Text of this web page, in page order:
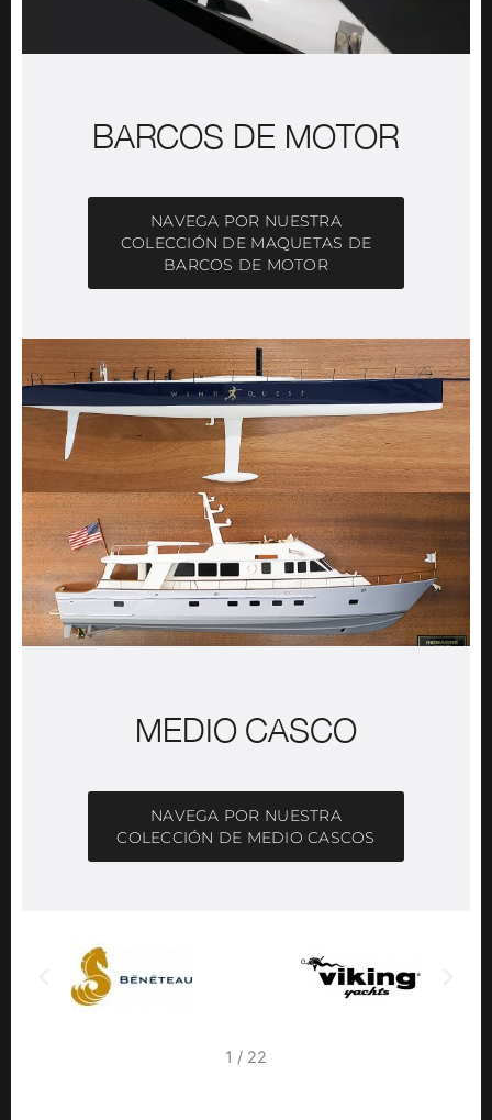
BARCOS DE MOTOR
NAVEGA POR NUESTRA
COLECCIÓN DE MAQUETAS DE
BARCOS DE MOTOR
MEDIO CASCO
NAVEGA POR NUESTRA
COLECCIÓN DE MEDIO CASCOS
2 / 22